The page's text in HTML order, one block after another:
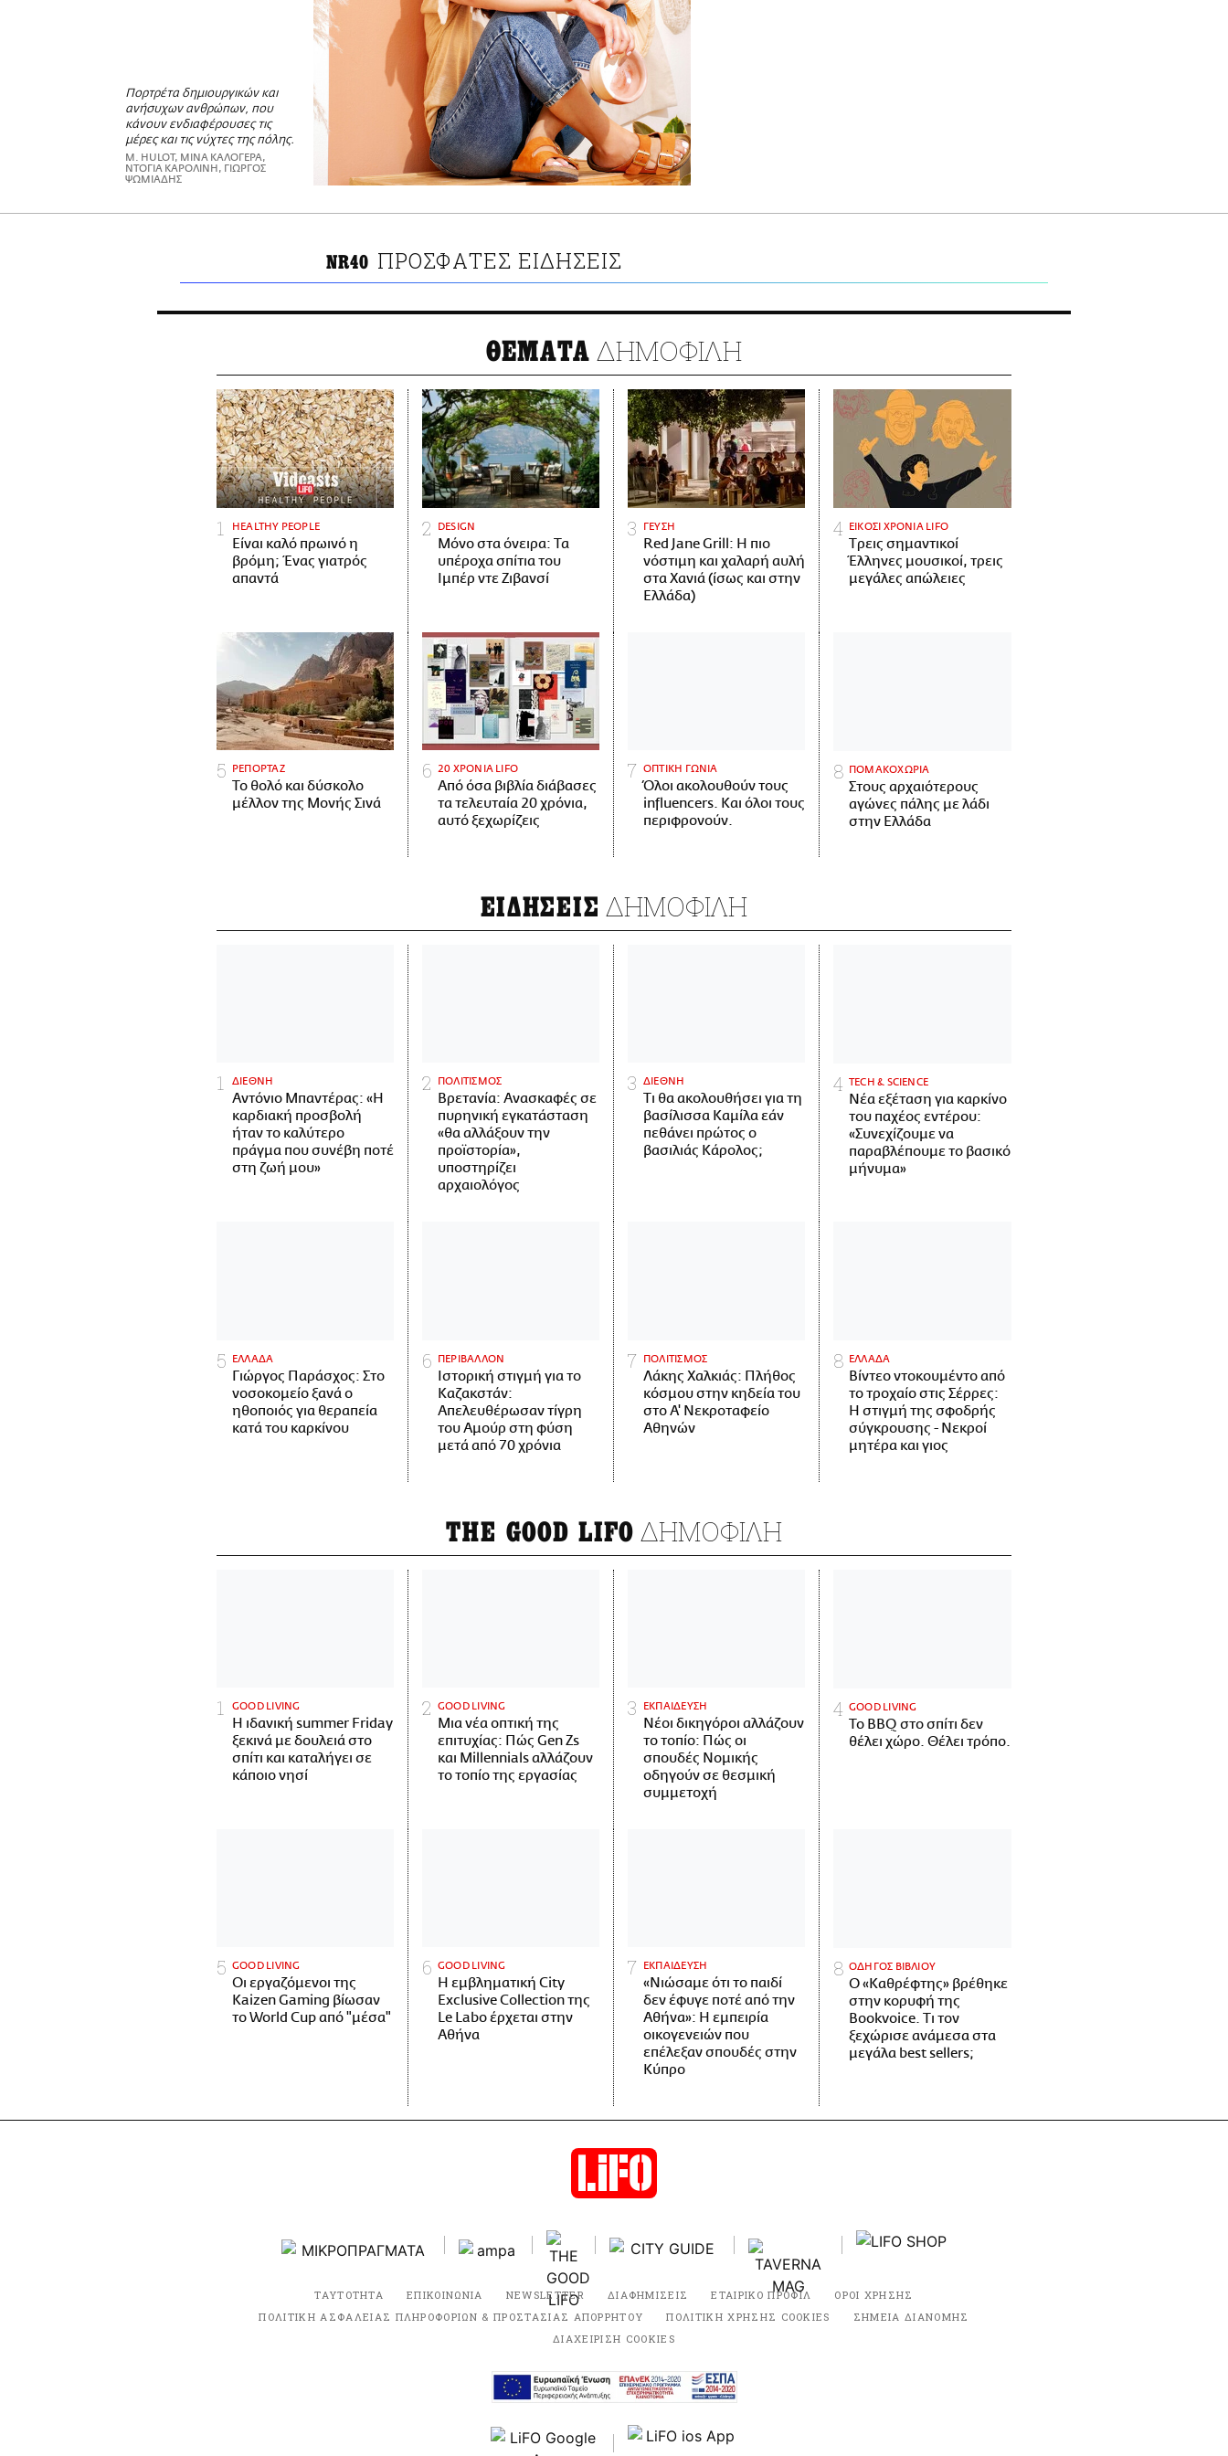
Πορτρέτα δημιουργικών και
ανήσυχων ανθρώπων, που
κάνουν ενδιαφέρουσες τις
μέρες και τις νύχτες της πόλης.
M. HULOT, ΜΙΝΑ ΚΑΛΟΓΕΡΑ,
ΝΤΟΓΙΑ ΚΑΡΟΛΙΝΗ, ΓΙΩΡΓΟΣ
ΨΩΜΙΑΔΗΣ
NR40 ΠΡΟΣΦΑΤΕΣ ΕΙΔΗΣΕΙΣ
ΘΕΜΑΤΑ ΔΗΜΟΦΙΛΗ
HEALTHY PEOPLE
Είναι καλό πρωινό η
βρόμη; Ένας γιατρός
απαντά
DESIGN
Μόνο στα όνειρα: Τα
υπέροχα σπίτια του
Ιμπέρ ντε Ζιβανσί
ΓΕΥΣΗ
Red Jane Grill: Η πιο
νόστιμη και χαλαρή αυλή
στα Χανιά (ίσως και στην
Ελλάδα)
ΕΙΚΟΣΙ ΧΡΟΝΙΑ LIFO
Tρεις σημαντικοί
Έλληνες μουσικοί, τρεις
μεγάλες απώλειες
ΡΕΠΟΡΤΑΖ
Το θολό και δύσκολο
μέλλον της Μονής Σινά
20 ΧΡΟΝΙΑ LIFO
Από όσα βιβλία διάβασες
τα τελευταία 20 χρόνια,
αυτό ξεχωρίζεις
ΟΠΤΙΚΗ ΓΩΝΙΑ
Όλοι ακολουθούν τους
influencers. Και όλοι τους
περιφρονούν.
ΠΟΜΑΚΟΧΩΡΙΑ
Στους αρχαιότερους
αγώνες πάλης με λάδι
στην Ελλάδα
ΕΙΔΗΣΕΙΣ ΔΗΜΟΦΙΛΗ
ΔΙΕΘΝΗ
Αντόνιο Μπαντέρας: «Η
καρδιακή προσβολή
ήταν το καλύτερο
πράγμα που συνέβη ποτέ
στη ζωή μου»
ΠΟΛΙΤΙΣΜΟΣ
Βρετανία: Ανασκαφές σε
πυρηνική εγκατάσταση
«θα αλλάξουν την
προϊστορία»,
υποστηρίζει
αρχαιολόγος
ΔΙΕΘΝΗ
Τι θα ακολουθήσει για τη
βασίλισσα Καμίλα εάν
πεθάνει πρώτος ο
βασιλιάς Κάρολος;
ΤECH & SCIENCE
Νέα εξέταση για καρκίνο
του παχέος εντέρου:
«Συνεχίζουμε να
παραβλέπουμε το βασικό
μήνυμα»
ΕΛΛΑΔΑ
Γιώργος Παράσχος: Στο
νοσοκομείο ξανά ο
ηθοποιός για θεραπεία
κατά του καρκίνου
ΠΕΡΙΒΑΛΛΟΝ
Ιστορική στιγμή για το
Καζακστάν:
Απελευθέρωσαν τίγρη
του Αμούρ στη φύση
μετά από 70 χρόνια
ΠΟΛΙΤΙΣΜΟΣ
Λάκης Χαλκιάς: Πλήθος
κόσμου στην κηδεία του
στο Α' Νεκροταφείο
Αθηνών
ΕΛΛΑΔΑ
Βίντεο ντοκουμέντο από
το τροχαίο στις Σέρρες:
Η στιγμή της σφοδρής
σύγκρουσης - Νεκροί
μητέρα και γιος
THE GOOD LIFO ΔΗΜΟΦΙΛΗ
GOOD LIVING
Η ιδανική summer Friday
ξεκινά με δουλειά στο
σπίτι και καταλήγει σε
κάποιο νησί
GOOD LIVING
Μια νέα οπτική της
επιτυχίας: Πώς Gen Zs
και Millennials αλλάζουν
το τοπίο της εργασίας
ΕΚΠΑΙΔΕΥΣΗ
Νέοι δικηγόροι αλλάζουν
το τοπίο: Πώς οι
σπουδές Νομικής
οδηγούν σε θεσμική
συμμετοχή
GOOD LIVING
Το BBQ στο σπίτι δεν
θέλει χώρο. Θέλει τρόπο.
GOOD LIVING
Οι εργαζόμενοι της
Kaizen Gaming βίωσαν
το World Cup από "μέσα"
GOOD LIVING
Η εμβληματική City
Exclusive Collection της
Le Labo έρχεται στην
Αθήνα
ΕΚΠΑΙΔΕΥΣΗ
«Νιώσαμε ότι το παιδί
δεν έφυγε ποτέ από την
Αθήνα»: Η εμπειρία
οικογενειών που
επέλεξαν σπουδές στην
Κύπρο
ΟΔΗΓΟΣ ΒΙΒΛΙΟΥ
Ο «Καθρέφτης» βρέθηκε
στην κορυφή της
Bookvoice. Τι τον
ξεχώρισε ανάμεσα στα
μεγάλα best sellers;
ΤΑΥΤΟΤΗΤΑ ΕΠΙΚΟΙΝΩΝΙΑ NEWSLETTER ΔΙΑΦΗΜΙΣΕΙΣ ΕΤΑΙΡΙΚΟ ΠΡΟΦΙΛ
ΟΡΟΙ ΧΡΗΣΗΣ
ΠΟΛΙΤΙΚΗ ΑΣΦΑΛΕΙΑΣ ΠΛΗΡΟΦΟΡΙΩΝ & ΠΡΟΣΤΑΣΙΑΣ ΑΠΟΡΡΗΤΟΥ
ΠΟΛΙΤΙΚΗ ΧΡΗΣΗΣ COOKIES
ΣΗΜΕΙΑ ΔΙΑΝΟΜΗΣ
ΔΙΑΧΕΙΡΙΣΗ COOKIES